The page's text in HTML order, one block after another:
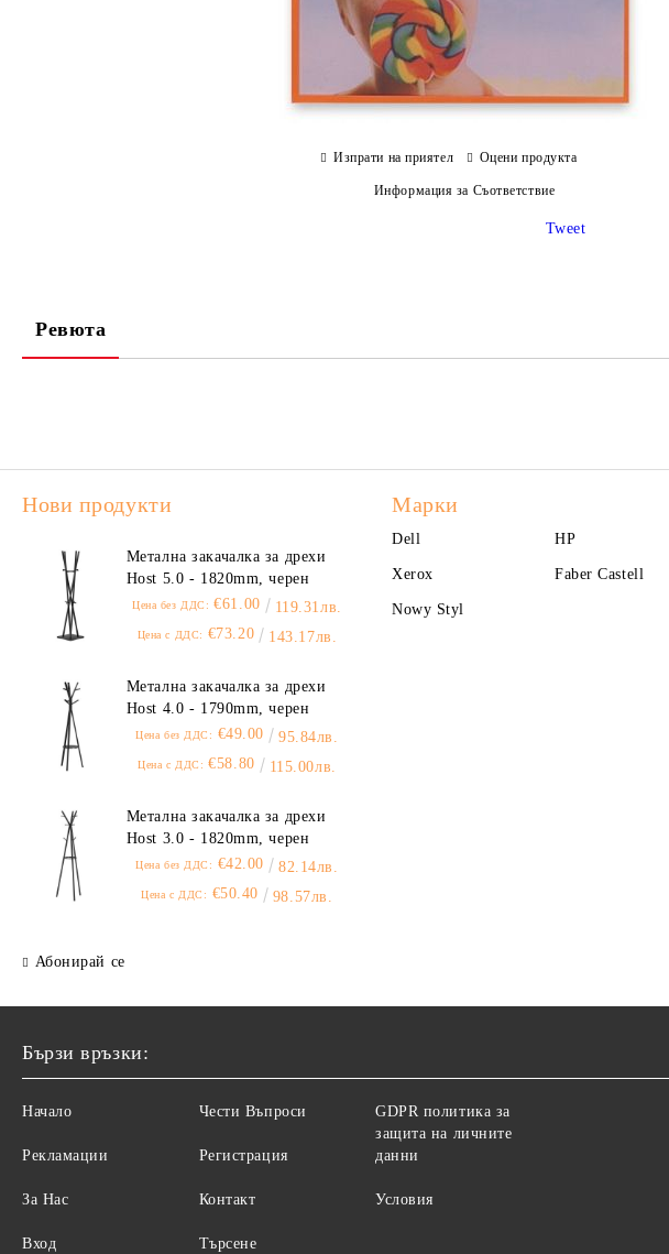
Изпрати на приятел Оцени продукта
Информация за Съответствие
Tweet
Ревюта
Нови продукти
Метална закачалка за дрехи
Host 5.0 - 1820mm, черен
Цена без ДДС: €61.00 119.31лв.
Цена с ДДС: €73.20 143.17лв.
Метална закачалка за дрехи
Host 4.0 - 1790mm, черен
Цена без ДДС: €49.00 95.84лв.
Цена с ДДС: €58.80 115.00лв.
Метална закачалка за дрехи
Host 3.0 - 1820mm, черен
Цена без ДДС: €42.00 82.14лв.
Цена с ДДС: €50.40 98.57лв.
Абонирай се
Марки
Dell HP
Xerox Faber Castell
Nowy Styl
Бързи връзки:
Начало
Рекламации
За Нас
Вход
Чести Въпроси
Регистрация
Контакт
Търсене
GDPR политика за
защита на личните
данни
Условия